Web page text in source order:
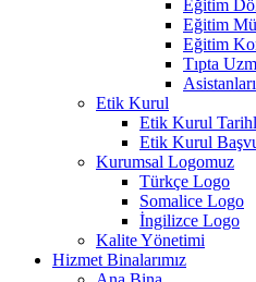
Eğitim
Eğitim
Eğitim
Tıpta
Etik Kurul
Etik Kurul
Etik Kurul
Kurumsal Logomuz
Türkçe Logo
Somalice Logo
İngilizce Logo
Kalite Yönetimi
Hizmet Binalarımız